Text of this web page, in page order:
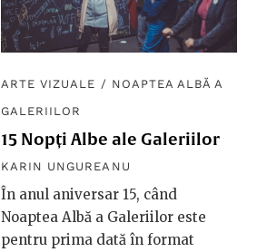
ARTE VIZUALE / NOAPTEA ALBĂ A
GALERIILOR
15 Nopți Albe ale Galeriilor
KARIN UNGUREANU
În anul aniversar 15, când
Noaptea Albă a Galeriilor este
pentru prima dată în format